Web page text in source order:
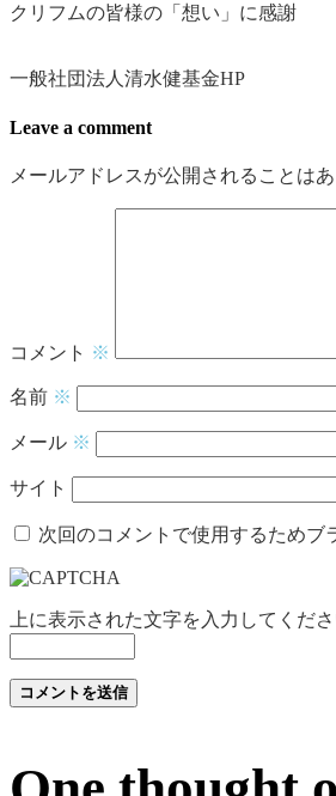
クリフムの皆様の「想い」に感謝
一般社団法人清水健基金HP
Leave a comment
メールアドレスが公開されることはあ
コメント ※
名前 ※
メール ※
サイト
次回のコメントで使用するためブ
上に表示された文字を入力してくださ